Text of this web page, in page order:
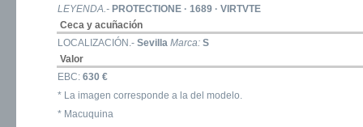
LEYENDA.- PROTECTIONE · 1689 · VIRTVTE
Ceca y acuñación
LOCALIZACIÓN.- Sevilla Marca: S
Valor
EBC: 630 €
* La imagen corresponde a la del modelo.
* Macuquina